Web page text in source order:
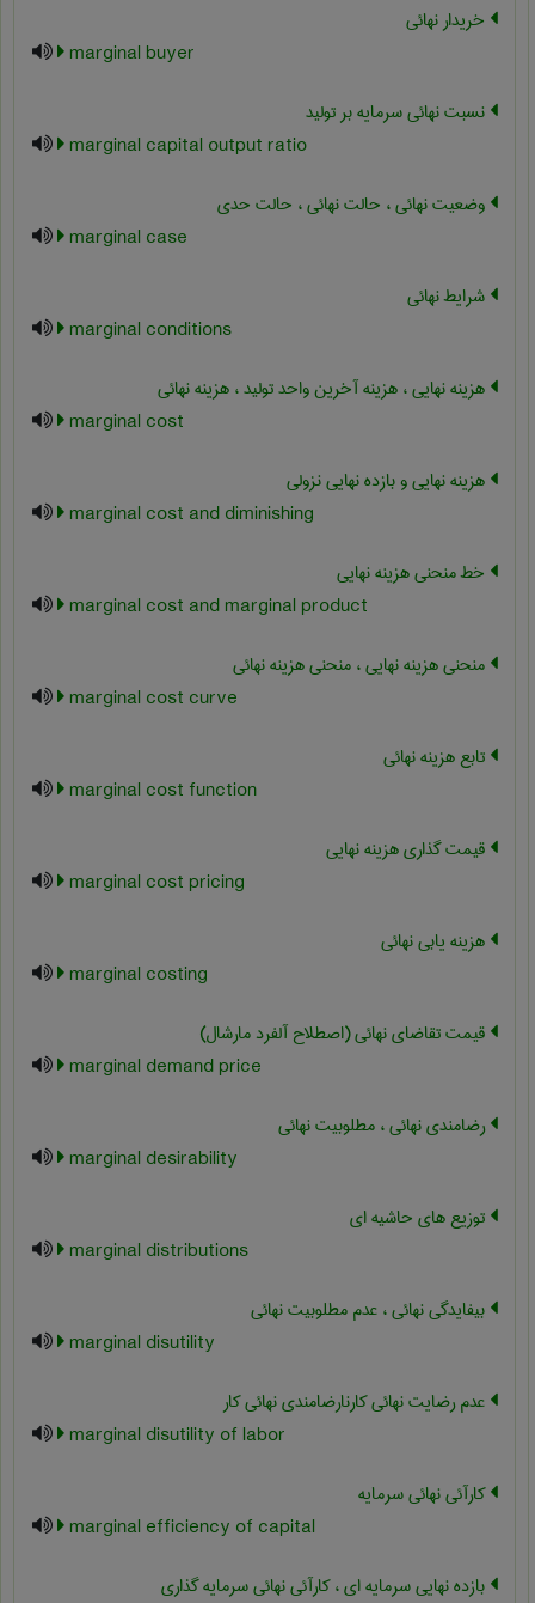
خریدار نهائی
marginal buyer
نسبت نهائی سرمایه بر تولید
marginal capital output ratio
وضعیت نهائی ، حالت نهائی ، حالت حدی
marginal case
شرایط نهائی
marginal conditions
هزینه نهایی ، هزینه آخرین واحد تولید ، هزینه نهائی
marginal cost
هزینه نهایی و بازده نهایی نزولی
marginal cost and diminishing
خط منحنی هزینه نهایی
marginal cost and marginal product
منحنی هزینه نهایی ، منحنی هزینه نهائی
marginal cost curve
تابع هزینه نهائی
marginal cost function
قیمت گذاری هزینه نهایی
marginal cost pricing
هزینه یابی نهائی
marginal costing
قیمت تقاضای نهائی (اصطلاح آلفرد مارشال)
marginal demand price
رضامندی نهائی ، مطلوبیت نهائی
marginal desirability
توزیع های حاشیه ای
marginal distributions
بیفایدگی نهائی ، عدم مطلوبیت نهائی
marginal disutility
عدم رضایت نهائی کارنارضامندی نهائی کار
marginal disutility of labor
کارآئی نهائی سرمایه
marginal efficiency of capital
بازده نهایی سرمایه ای ، کارآئی نهائی سرمایه گذاری